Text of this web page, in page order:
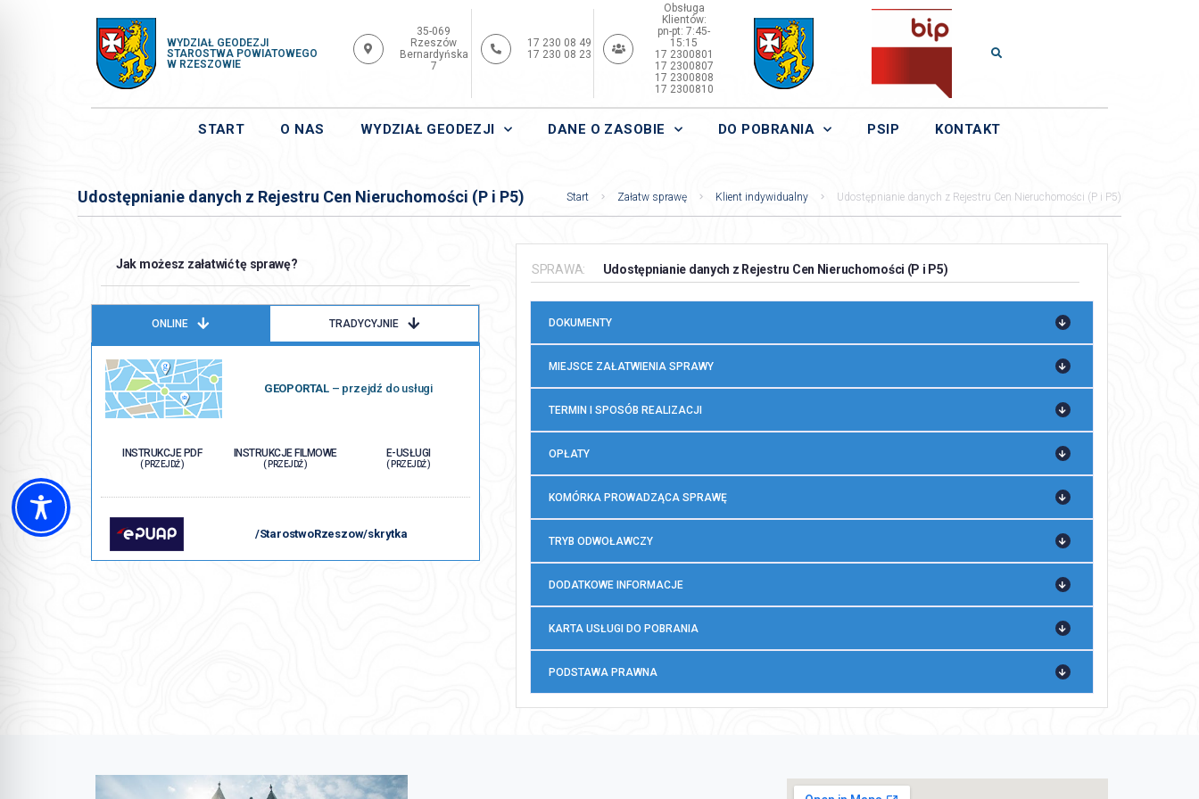
WYDZIAŁ GEODEZJI
STAROSTWA POWIATOWEGO
W RZESZOWIE
35-069
Rzeszów
Bernardyńska
7
17 230 08 49
17 230 08 23
Obsługa
Klientów:
pn-pt: 7:45-
15:15
17 2300801
17 2300807
17 2300808
17 2300810
START O NAS WYDZIAŁ GEODEZJI DANE O ZASOBIE DO POBRANIA PSIP KONTAKT
Udostępnianie danych z Rejestru Cen Nieruchomości (P i P5) Start Załatw sprawę Klient indywidualny Udostępnianie danych z Rejestru Cen Nieruchomości (P i P5)
Jak możesz załatwić tę sprawę?
ONLINE TRADYCYJNIE
GEOPORTAL– przejdź do usługi
INSTRUKCJE PDF
( PRZEJDŹ )
INSTRUKCJE FILMOWE
( PRZEJDŹ )
E-USŁUGI
( PRZEJDŹ )
/StarostwoRzeszow/skrytka
SPRAWA: Udostępnianie danych z Rejestru Cen Nieruchomości (P i P5)
DOKUMENTY
MIEJSCE ZAŁATWIENIA SPRAWY
TERMIN I SPOSÓB REALIZACJI
OPŁATY
KOMÓRKA PROWADZĄCA SPRAWĘ
TRYB ODWOŁAWCZY
DODATKOWE INFORMACJE
KARTA USŁUGI DO POBRANIA
PODSTAWA PRAWNA